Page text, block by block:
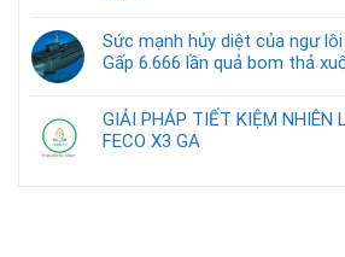
Sức mạnh hủy diệt của ngư
Gấp 6.666 lần quả bom thả
GIẢI PHÁP TIẾT KIỆM NHIÊN
FECO X3 GA